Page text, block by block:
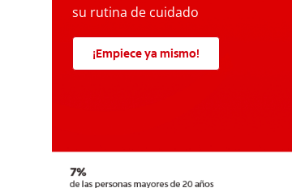
su rutina de cuidado
¡Empiece ya mismo!